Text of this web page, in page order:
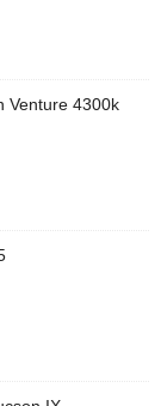
Venture 4300k